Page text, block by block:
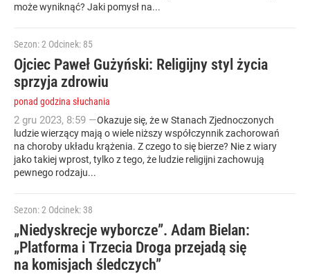
może wyniknąć? Jaki pomysł na...
Sezon: 2 Odcinek: 85
Ojciec Paweł Gużyński: Religijny styl życia
sprzyja zdrowiu
ponad godzina słuchania
2 gru 2023, 8:59 —Okazuje się, że w Stanach Zjednoczonych
ludzie wierzący mają o wiele niższy współczynnik zachorowań
na choroby układu krążenia. Z czego to się bierze? Nie z wiary
jako takiej wprost, tylko z tego, że ludzie religijni zachowują
pewnego rodzaju...
Sezon: 2 Odcinek: 38
„Niedyskrecje wyborcze”. Adam Bielan:
„Platforma i Trzecia Droga przejadą się
na komisjach śledczych”